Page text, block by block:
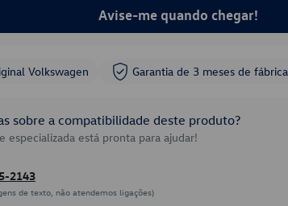
Avise-me quando chegar!
Volkswagen Garantia de 3 meses de fábrica
sobre a compatibilidade deste produto?
especializada está pronta para ajudar!
2143
de texto, não atendemos ligações)